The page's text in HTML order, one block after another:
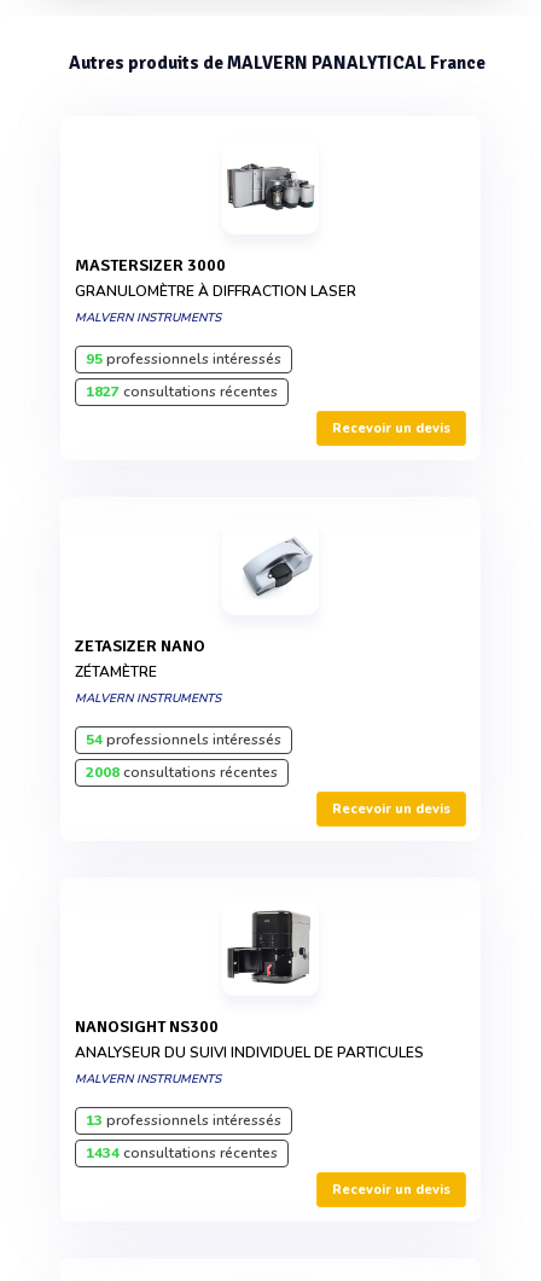
Autres produits de MALVERN PANALYTICAL France
MASTERSIZER 3000
GRANULOMÈTRE À DIFFRACTION LASER
MALVERN INSTRUMENTS
95professionnels intéressés
1827consultations récentes
Recevoir un devis
ZETASIZER NANO
ZÉTAMÈTRE
MALVERN INSTRUMENTS
54professionnels intéressés
2008consultations récentes
Recevoir un devis
NANOSIGHT NS300
ANALYSEUR DU SUIVI INDIVIDUEL DE PARTICULES
MALVERN INSTRUMENTS
13 professionnels intéressés
1434consultations récentes
Recevoir un devis